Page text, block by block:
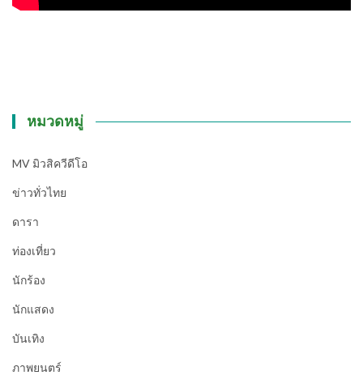
หมวดหมู่
MV มิวสิควีดีโอ
ข่าวทั่วไทย
ดารา
ท่องเที่ยว
นักร้อง
นักแสดง
บันเทิง
ภาพยนตร์